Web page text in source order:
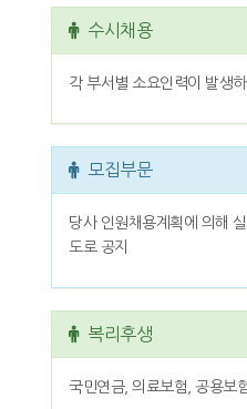
수시채용
각 부서별 소요인력이 발생
모집부문
당사 인원채용계획에 의해
도로 공지
복리후생
국민연금, 의료보험, 공용보